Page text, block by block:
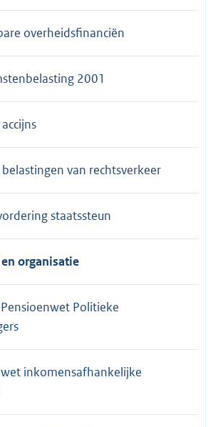
overheidsfinanciën
2001
van rechtsverkeer
staatssteun
organisatie
Politieke
inkomensafhankelijke